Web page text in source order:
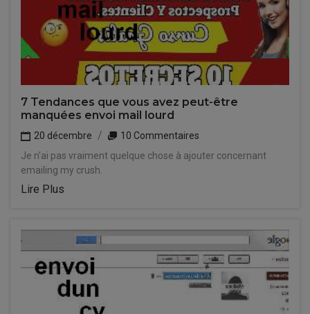
7 Tendances que vous avez peut-être
manquées envoi mail lourd
20 décembre
10 Commentaires
Je n'ai pas vraiment quelque chose à ajouter concernant
emailing my crush.
Lire Plus